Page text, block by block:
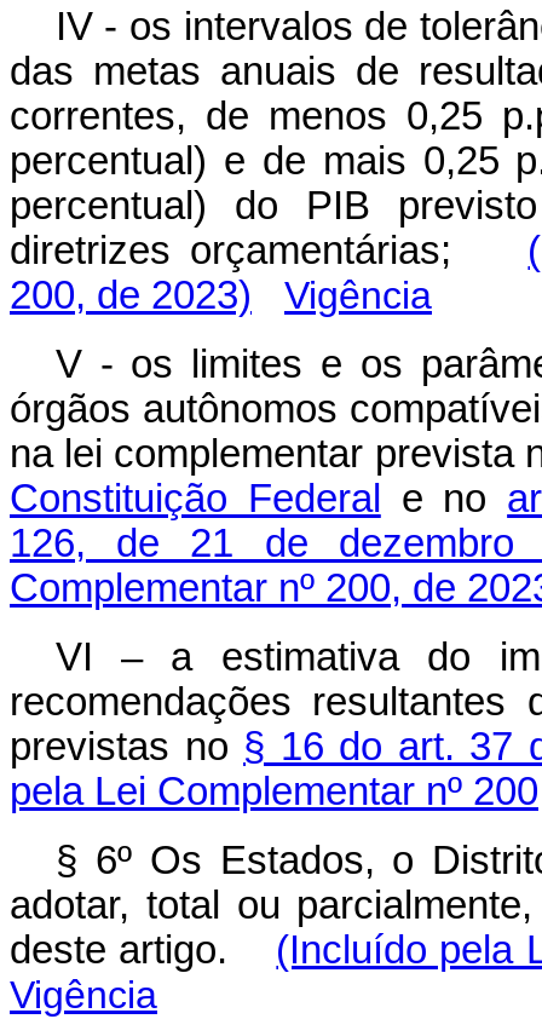
IV - os intervalos de
das metas anuais de
correntes, de menos 0,25
percentual) e de mais 0,25
percentual) do PIB
diretrizes orçamentárias;
200, de 2023)
Vigência
V - os limites e os
órgãos autônomos
na lei complementar prevista
Constituição Federal
e no
126, de 21 de dezembro
Complementar nº 200, de
VI – a estimativa do
recomendações
previstas no § 16 do art. 37
pela Lei Complementar nº
§ 6º Os Estados, o
adotar, total ou
deste artigo.
(Incluído pela
Vigência